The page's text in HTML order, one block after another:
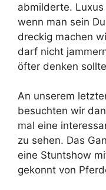
abmilderte.
wenn man sein
dreckig machen
darf nicht
öfter denken
An unserem
besuchten wir
mal eine
zu sehen. Das
eine Stuntshow
gekonnt von